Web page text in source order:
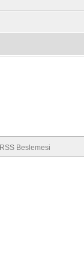
RSS Beslemesi